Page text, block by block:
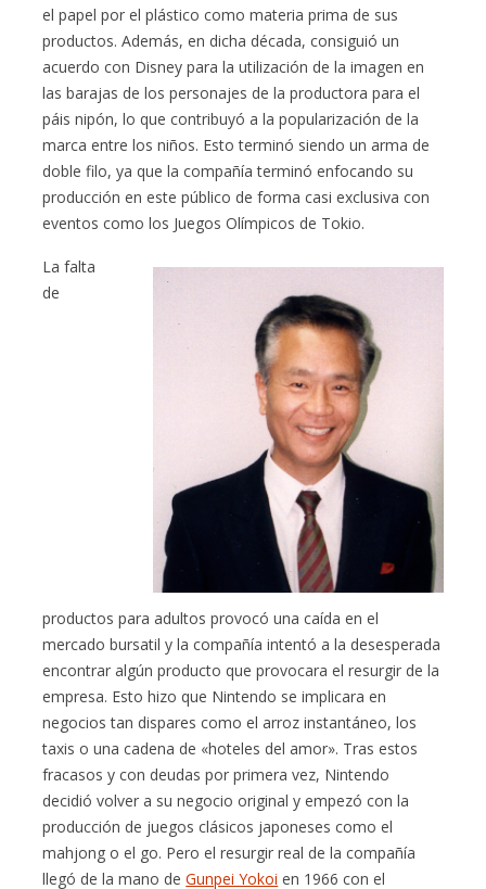
el papel por el plástico como materia prima de sus
productos. Además, en dicha década, consiguió un
acuerdo con Disney para la utilización de la imagen en
las barajas de los personajes de la productora para el
páis nipón, lo que contribuyó a la popularización de la
marca entre los niños. Esto terminó siendo un arma de
doble filo, ya que la compañía terminó enfocando su
producción en este público de forma casi exclusiva con
eventos como los Juegos Olímpicos de Tokio.
La falta
de
productos para adultos provocó una caída en el
mercado bursatil y la compañía intentó a la desesperada
encontrar algún producto que provocara el resurgir de la
empresa. Esto hizo que Nintendo se implicara en
negocios tan dispares como el arroz instantáneo, los
taxis o una cadena de «hoteles del amor». Tras estos
fracasos y con deudas por primera vez, Nintendo
decidió volver a su negocio original y empezó con la
producción de juegos clásicos japoneses como el
mahjong o el go. Pero el resurgir real de la compañía
llegó de la mano deGunpei Yokoi en 1966 con el